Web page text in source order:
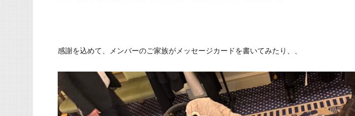
感謝を込めて、メンバーのご家族がメッセージカードを書いてみたり、、